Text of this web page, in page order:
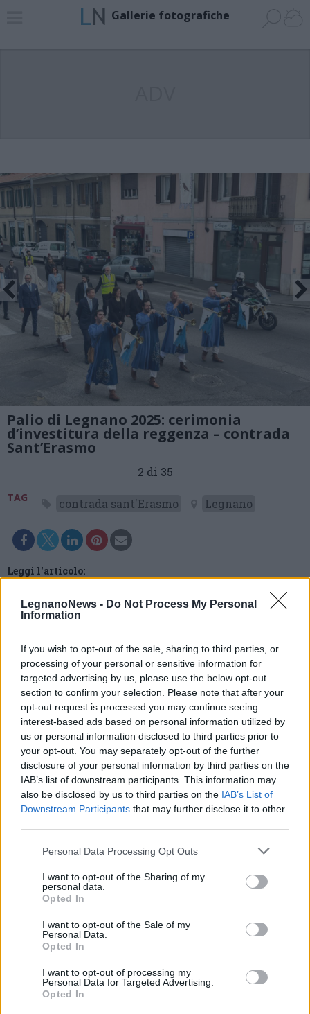
LegnanoNews - Do Not Process My Personal
Information
If you wish to opt-out of the sale, sharing to third parties, or
processing of your personal or sensitive information for
targeted advertising by us, please use the below opt-out
section to confirm your selection. Please note that after your
opt-out request is processed you may continue seeing
interest-based ads based on personal information utilized by
us or personal information disclosed to third parties prior to
your opt-out. You may separately opt-out of the further
disclosure of your personal information by third parties on the
IAB’s list of downstream participants. This information may
also be disclosed by us to third parties on the IAB’s List of
Downstream Participants that may further disclose it to other
Personal Data Processing Opt Outs
I want to opt-out of the Sharing of my
personal data.
Opted In
I want to opt-out of the Sale of my
Personal Data.
Opted In
I want to opt-out of processing my
Personal Data for Targeted Advertising.
Opted In
Gallerie fotografiche
Palio di Legnano 2025: cerimonia
d’investitura della reggenza – contrada
Sant’Erasmo
2 di 35
TAG contrada sant'Erasmo Legnano
Leggi l'articolo:
con una nuova reggenza e inaugura la Galleria
Commenti
Accedioregistrati per commentare questo
articolo.
L'email è richiesta ma non verrà mostrata ai visitatori. Il contenuto di questo
di VareseNews.it, che rimane autonoma e indipendente. I messaggi inclusi nei
commenti non sono testi giornalistici, ma post inviati dai singoli lettori che
possono essere automaticamente pubblicati senza filtro preventivo. I commenti
che includano uno o più link a siti esterni verranno rimossi in automatico dal